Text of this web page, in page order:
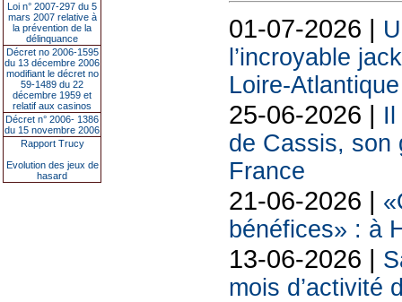
Loi n° 2007-297 du 5
mars 2007 relative à
la prévention de la
délinquance
Décret no 2006-1595
du 13 décembre 2006
modifiant le décret no
59-1489 du 22
décembre 1959 et
relatif aux casinos
Décret n° 2006- 1386
du 15 novembre 2006
Rapport Trucy
Evolution des jeux de
hasard
01-07-2026 |
l’incroyable
Loire-
25-06-2026 | Il
de Cassis, son
France
21-06-2026 |
bénéfices» : à
13-06-2026 |
mois d’activité